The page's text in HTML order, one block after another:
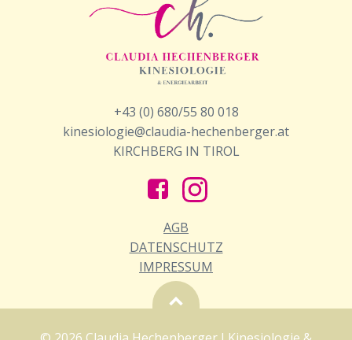
+43 (0) 680/55 80 018
kinesiologie@claudia-hechenberger.at
KIRCHBERG IN TIROL
AGB
DATENSCHUTZ
IMPRESSUM